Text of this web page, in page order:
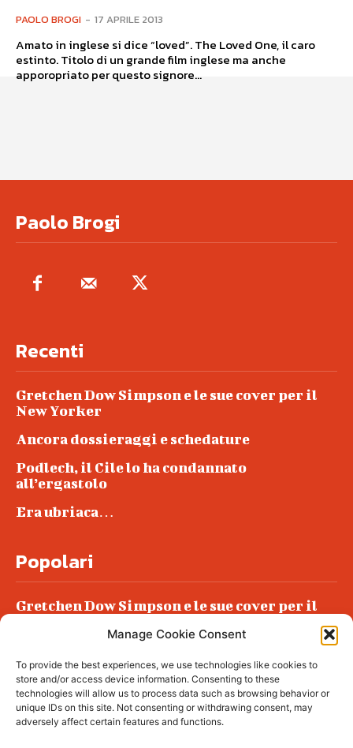
Manage Cookie Consent
To provide the best experiences, we use technologies like cookies to
store and/or access device information. Consenting to these
technologies will allow us to process data such as browsing behavior or
unique IDs on this site. Not consenting or withdrawing consent, may
adversely affect certain features and functions.
PAOLO BROGI - 17 APRILE 2013
Amato in inglese si dice “loved”. The Loved One, il caro
estinto. Titolo di un grande film inglese ma anche
apporopriato per questo signore...
Paolo Brogi
Recenti
Gretchen Dow Simpson e le sue cover per il
New Yorker
Ancora dossieraggi e schedature
Podlech, il Cile lo ha condannato
all’ergastolo
Era ubriaca…
Popolari
Gretchen Dow Simpson e le sue cover per il
Podlech, il Cile lo ha condannato
all’ergastolo
Era ubriaca…